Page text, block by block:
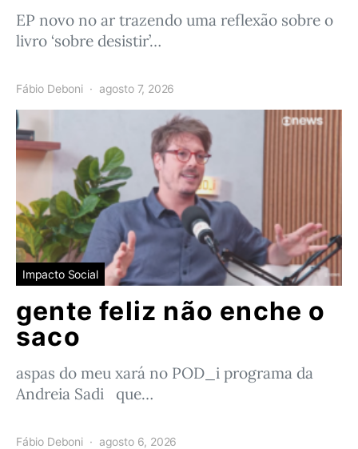
EP novo no ar trazendo uma reflexão sobre o
livro ‘sobre desistir’…
Fábio Deboni agosto 7, 2026
Impacto Social
gente feliz não enche o
saco
aspas do meu xará no POD_i programa da
Andreia Sadi que…
Fábio Deboni agosto 6, 2026